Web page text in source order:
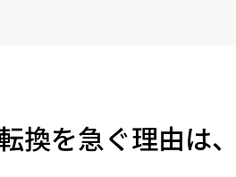
換を急ぐ理由は